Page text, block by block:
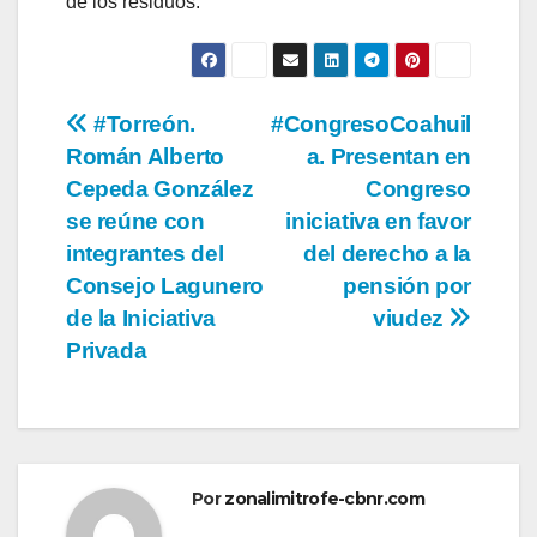
Navegación
de
entradas
#CongresoCoahuil
a. Presentan en
Congreso
iniciativa en favor
del derecho a la
pensión por
viudez
#Torreón.
Román Alberto
Cepeda González
se reúne con
integrantes del
Consejo Lagunero
de la Iniciativa
Privada
Porzonalimitrofe-cbnr.com